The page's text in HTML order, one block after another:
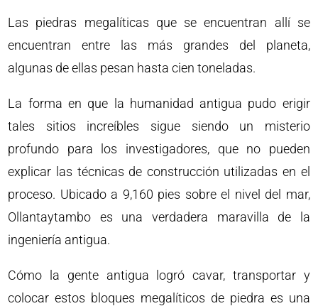
Las piedras megalíticas que se encuentran allí se
encuentran entre las más grandes del planeta,
algunas de ellas pesan hasta cien toneladas.
La forma en que la humanidad antigua pudo erigir
tales sitios increíbles sigue siendo un misterio
profundo para los investigadores, que no pueden
explicar las técnicas de construcción utilizadas en el
proceso. Ubicado a 9,160 pies sobre el nivel del mar,
Ollantaytambo es una verdadera maravilla de la
ingeniería antigua.
Cómo la gente antigua logró cavar, transportar y
colocar estos bloques megalíticos de piedra es una